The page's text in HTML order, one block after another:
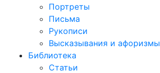
Портреты
Письма
Рукописи
Высказывания и афоризмы
Библиотека
Статьи